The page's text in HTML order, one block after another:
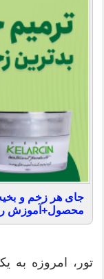
محصول+آموزش
تور، امروزه به